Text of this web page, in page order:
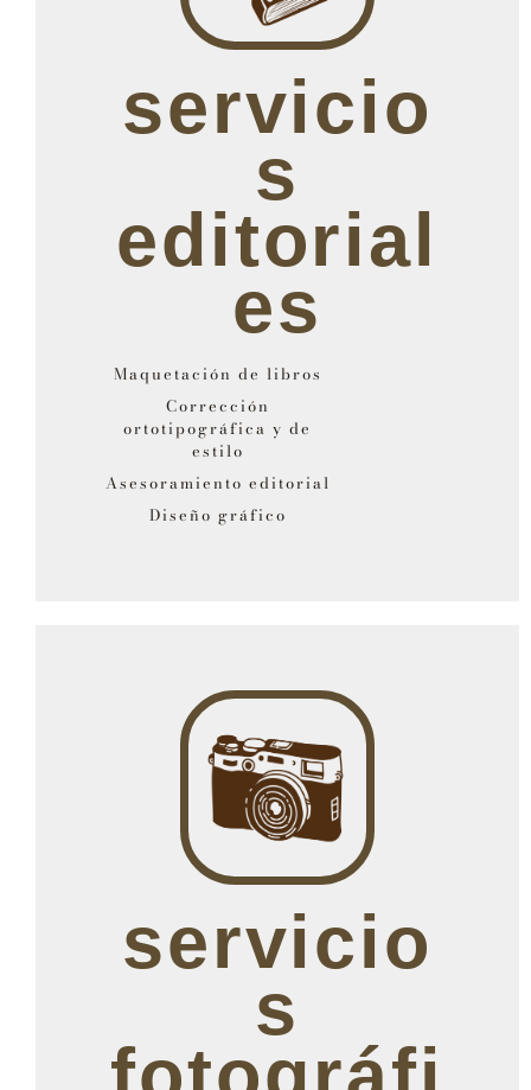
servicio
s
editorial
es
Maquetación de libros
Corrección
ortotipográfica y de
estilo
Asesoramiento editorial
Diseño gráfico
servicio
s